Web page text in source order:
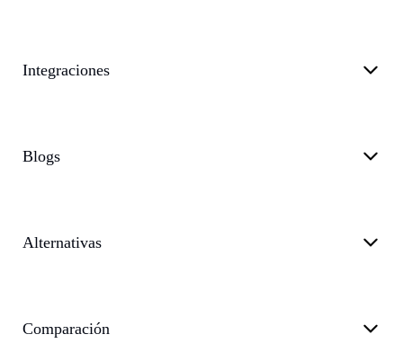
Integraciones
Blogs
Alternativas
Comparación